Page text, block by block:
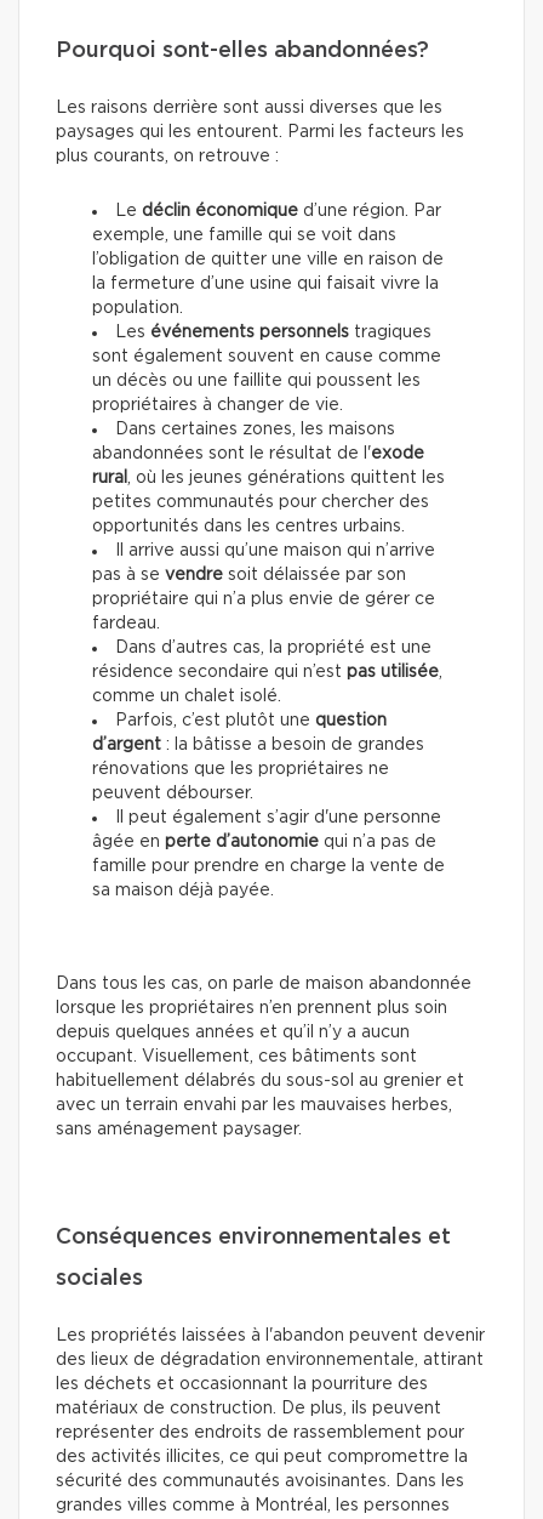
Pourquoi sont-elles abandonnées?
Les raisons derrière sont aussi diverses que les
paysages qui les entourent. Parmi les facteurs les
plus courants, on retrouve :
Le déclin économique d’une région. Par
exemple, une famille qui se voit dans
l’obligation de quitter une ville en raison de
la fermeture d’une usine qui faisait vivre la
population.
Les événements personnels tragiques
sont également souvent en cause comme
un décès ou une faillite qui poussent les
propriétaires à changer de vie.
Dans certaines zones, les maisons
abandonnées sont le résultat de l'exode
rural
, où les jeunes générations quittent les
petites communautés pour chercher des
opportunités dans les centres urbains.
Il arrive aussi qu’une maison qui n’arrive
pas à se vendre soit délaissée par son
propriétaire qui n’a plus envie de gérer ce
fardeau.
Dans d’autres cas, la propriété est une
résidence secondaire qui n’est pas utilisée
comme un chalet isolé.
Parfois, c’est plutôt une question
d’argent : la bâtisse a besoin de grandes
rénovations que les propriétaires ne
peuvent débourser.
Il peut également s’agir d'une personne
âgée en perte d’autonomie qui n’a pas de
famille pour prendre en charge la vente de
sa maison déjà payée.
Dans tous les cas, on parle de maison abandonnée
lorsque les propriétaires n’en prennent plus soin
depuis quelques années et qu’il n’y a aucun
occupant. Visuellement, ces bâtiments sont
habituellement délabrés du sous-sol au grenier et
avec un terrain envahi par les mauvaises herbes,
sans aménagement paysager.
Conséquences environnementales et
sociales
Les propriétés laissées à l'abandon peuvent devenir
des lieux de dégradation environnementale, attirant
les déchets et occasionnant la pourriture des
matériaux de construction. De plus, ils peuvent
représenter des endroits de rassemblement pour
des activités illicites, ce qui peut compromettre la
sécurité des communautés avoisinantes. Dans les
grandes villes comme à Montréal, les personnes